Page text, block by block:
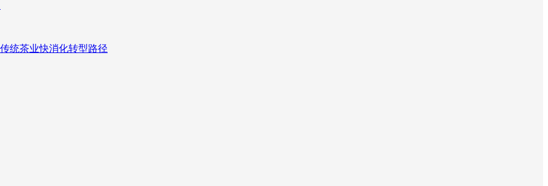
统茶业快消化转型路径